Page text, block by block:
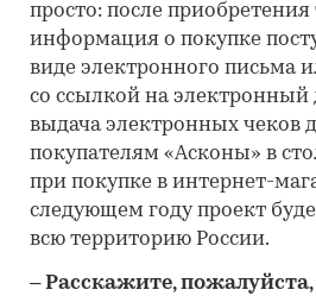
просто: после приобретения
информация о покупке
виде электронного письма
со ссылкой на электронный
выдача электронных чеков
покупателям «Асконы» в
при покупке в интернет-
следующем году проект
всю территорию России.
– Расскажите,